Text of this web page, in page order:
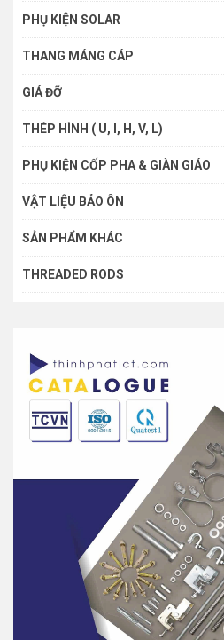
PHỤ KIỆN SOLAR
THANG MÁNG CÁP
GIÁ ĐỠ
THÉP HÌNH ( U, I, H, V, L)
PHỤ KIỆN CỐP PHA & GIÀN GIÁO
VẬT LIỆU BẢO ÔN
SẢN PHẨM KHÁC
THREADED RODS